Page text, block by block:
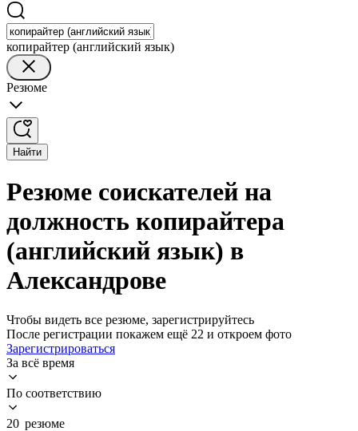
копирайтер (английский язык)
Резюме
Найти
Резюме соискателей на
должность копирайтера
(английский язык) в
Александрове
Чтобы видеть все резюме, зарегистрируйтесь
После регистрации покажем ещё 22 и откроем фото
Зарегистрироваться
За всё время
По соответствию
20 резюме